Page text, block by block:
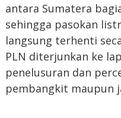
antara Sumatera
sehingga pasokan
langsung terhenti
PLN diterjunkan ke
penelusuran dan
pembangkit maupun